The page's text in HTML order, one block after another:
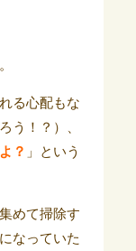
る心配もな
う！？）、
？ 」という
めて掃除す
なっていた